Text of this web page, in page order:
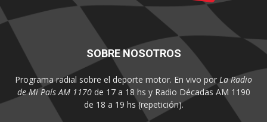
SOBRE NOSOTROS
Programa radial sobre el deporte motor. En vivo por La Radio
de Mi País AM 1170de 17 a 18 hs y Radio Décadas AM 1190
de 18 a 19 hs (repetición).